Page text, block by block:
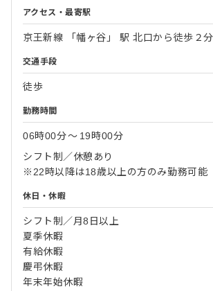
アクセス・最寄駅
京王新線 「幡ヶ谷」 駅 北口から徒歩２分
交通手段
徒歩
勤務時間
06時00分〜 19時00分
シフト制／休憩あり
※22時以降は18歳以上の方のみ勤務可能
休日・休暇
シフト制／月8日以上
夏季休暇
有給休暇
慶弔休暇
年末年始休暇